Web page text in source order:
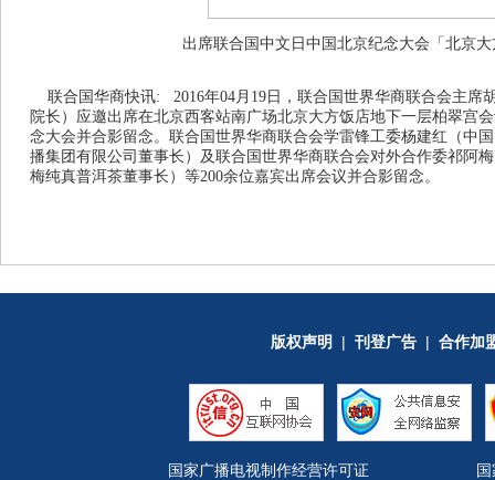
出席联合国中文日中国北京纪念大会「北京
联合国华商快讯: 2016年04月19日，联合国世界华商联合会主席
院长）应邀出席在北京西客站南广场北京大方饭店地下一层柏翠宫
念大会并合影留念。联合国世界华商联合会学雷锋工委杨建红（中
播集团有限公司董事长）及联合国世界华商联合会对外合作委祁阿
梅纯真普洱茶董事长）等200余位嘉宾出席会议并合影留念。
版权声明 | 刊登广告 | 合作加
国家广播电视制作经营许可证